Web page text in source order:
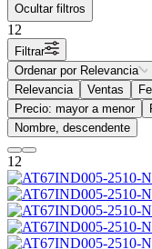
Ocultar filtros
12
Filtrar
Ordenar por Relevancia
Relevancia
Ventas
Precio: mayor a menor
Nombre, descendente
12